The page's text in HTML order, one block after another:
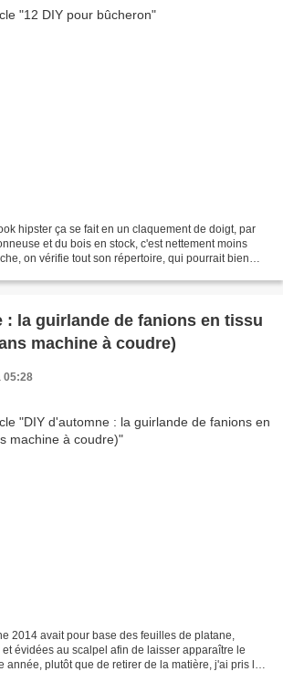
hipster ça se fait en un claquement de doigt, par
et du bois en stock, c'est nettement moins
on vérifie tout son répertoire, qui pourrait bien
: la guirlande de fanions en tissu
machine à coudre)
05:28
2014 avait pour base des feuilles de platane,
évidées au scalpel afin de laisser apparaître le
année, plutôt que de retirer de la matière, j'ai pris le